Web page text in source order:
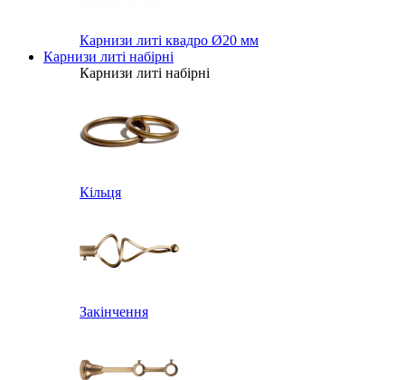
Карнизи литі квадро Ø20 мм
Карнизи литі набірні
Карнизи литі набірні
Кільця
Закінчення